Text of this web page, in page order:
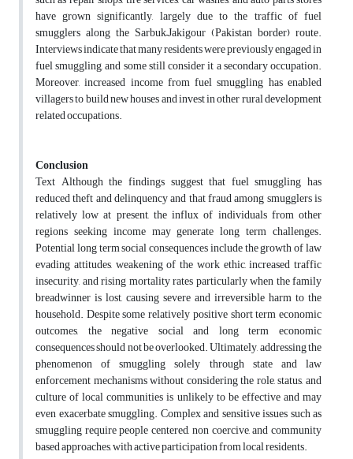
have grown significantly, largely due to the traffic of fuel
smugglers along the Sarbuk–Jakigour (Pakistan border) route.
Interviews indicate that many residents were previously engaged in
fuel smuggling, and some still consider it a secondary occupation.
Moreover, increased income from fuel smuggling has enabled
villagers to build new houses and invest in other rural development
related occupations.
Conclusion
Text Although the findings suggest that fuel smuggling has
reduced theft and delinquency and that fraud among smugglers is
relatively low at present, the influx of individuals from other
regions seeking income may generate long term challenges.
Potential long term social consequences include the growth of law
evading attitudes, weakening of the work ethic, increased traffic
insecurity, and rising mortality rates particularly when the family
breadwinner is lost, causing severe and irreversible harm to the
household. Despite some relatively positive short term economic
outcomes, the negative social and long term economic
consequences should not be overlooked. Ultimately, addressing the
phenomenon of smuggling solely through state and law
enforcement mechanisms without considering the role, status, and
culture of local communities is unlikely to be effective and may
even exacerbate smuggling. Complex and sensitive issues such as
smuggling require people centered, non coercive, and community
based approaches, with active participation from local residents.